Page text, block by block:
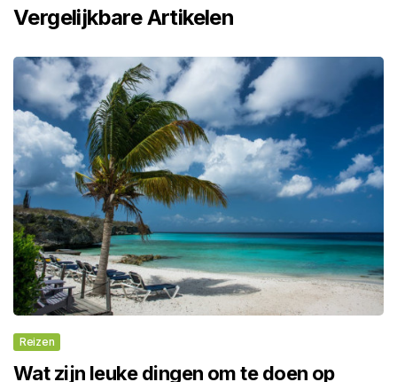
Vergelijkbare Artikelen
Reizen
Wat zijn leuke dingen om te doen op